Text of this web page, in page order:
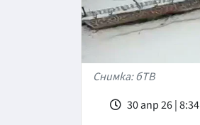
Снимка: бТВ
30 апр 26 | 8:34